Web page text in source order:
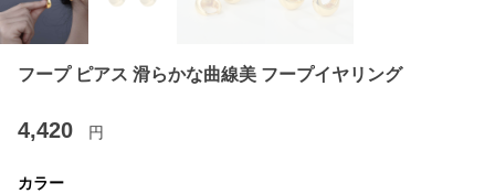
フープ ピアス 滑らかな曲線美 フープイヤリング
4,420 円
カラー